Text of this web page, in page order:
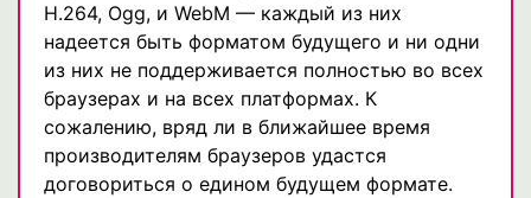
H.264, Ogg, и WebM — каждый из них
надеется быть форматом будущего и ни одни
из них не поддерживается полностью во всех
браузерах и на всех платформах. К
сожалению, вряд ли в ближайшее время
производителям браузеров удастся
договориться о едином будущем формате.